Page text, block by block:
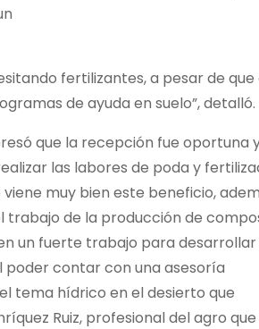
fertilizantes, a pesar de que
de ayuda en suelo”, detalló.
que la recepción fue oportuna
las labores de poda y
muy bien este beneficio,
de la producción de
un fuerte trabajo para desarrollar
contar con una asesoría
tema hídrico en el desierto que
Ruiz, profesional del agro que